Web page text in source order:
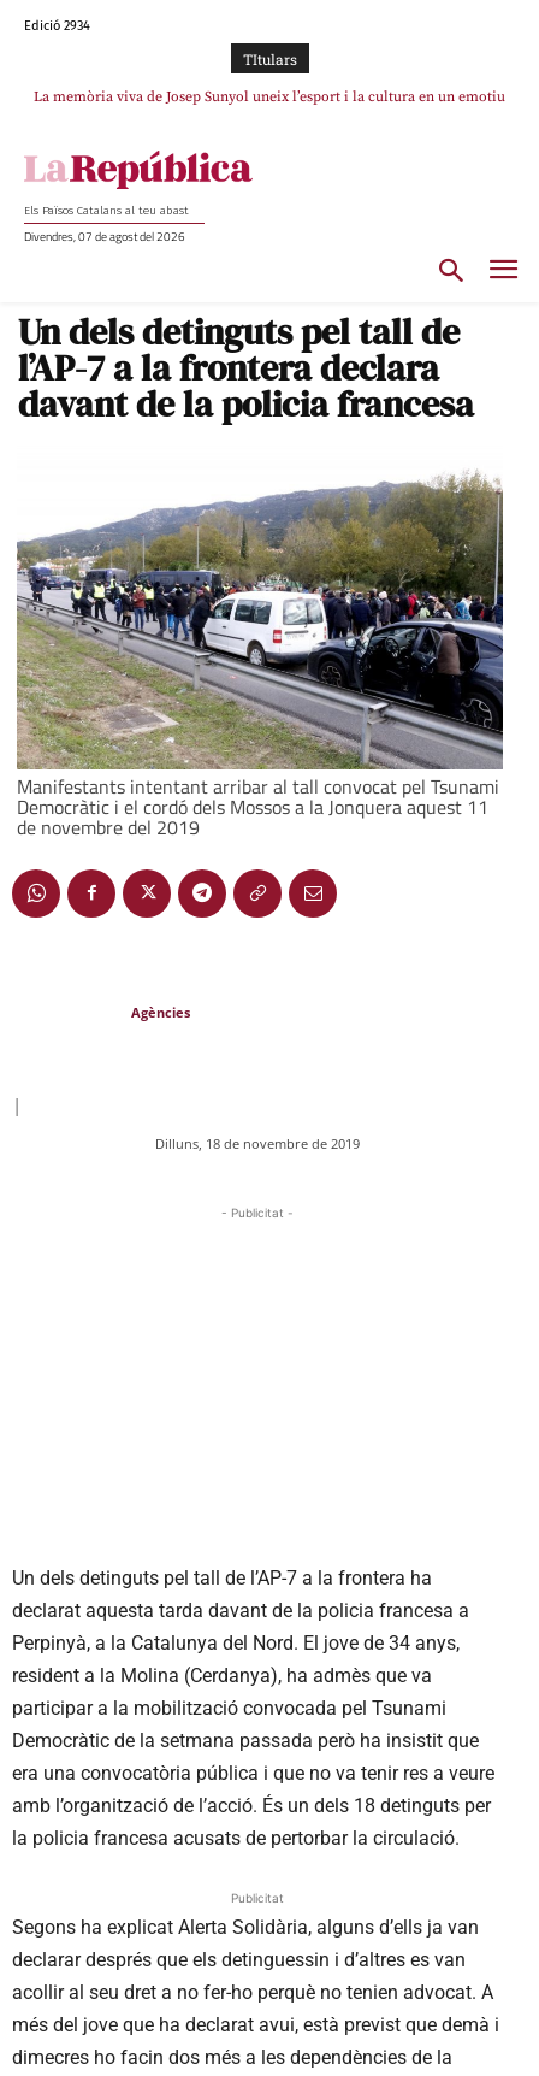
Edició 2934
TItulars
La memòria viva de Josep Sunyol uneix l’esport i la cultura en un emotiu
Els Països Catalans al teu abast
Divendres, 07 de agost del 2026
Un dels detinguts pel tall de
l’AP-7 a la frontera declara
davant de la policia francesa
Manifestants intentant arribar al tall convocat pel Tsunami
Democràtic i el cordó dels Mossos a la Jonquera aquest 11
de novembre del 2019
Agències
|
Dilluns, 18 de novembre de 2019
- Publicitat -
Un dels detinguts pel tall de l’AP-7 a la frontera ha
declarat aquesta tarda davant de la policia francesa a
Perpinyà, a la Catalunya del Nord. El jove de 34 anys,
resident a la Molina (Cerdanya), ha admès que va
participar a la mobilització convocada pel Tsunami
Democràtic de la setmana passada però ha insistit que
era una convocatòria pública i que no va tenir res a veure
amb l’organització de l’acció. És un dels 18 detinguts per
la policia francesa acusats de pertorbar la circulació.
Publicitat
Segons ha explicat Alerta Solidària, alguns d’ells ja van
declarar després que els detinguessin i d’altres es van
acollir al seu dret a no fer-ho perquè no tenien advocat. A
més del jove que ha declarat avui, està previst que demà i
dimecres ho facin dos més a les dependències de la